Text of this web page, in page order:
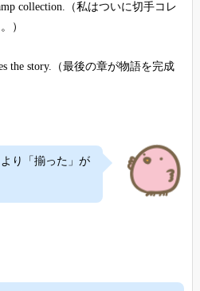
collection.（私はついに切手コレ
）
the story.（最後の章が物語を完成
り「揃った」が